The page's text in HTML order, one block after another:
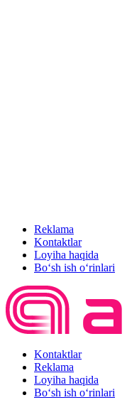
Reklama
Kontaktlar
Loyiha haqida
Bo‘sh ish o‘rinlari
Kontaktlar
Reklama
Loyiha haqida
Bo‘sh ish o‘rinlari